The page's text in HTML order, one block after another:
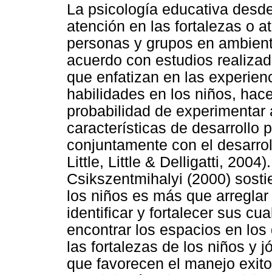
La psicología educativa
atención en las fortalezas o
personas y grupos en
acuerdo con estudios
que enfatizan en las
habilidades en los niños,
probabilidad de
características de desarrollo
conjuntamente con el
Little, Little & Delligatti,
Csikszentmihalyi (2000)
los niños es más que
identificar y fortalecer sus
encontrar los espacios en
las fortalezas de los niños y
que favorecen el manejo